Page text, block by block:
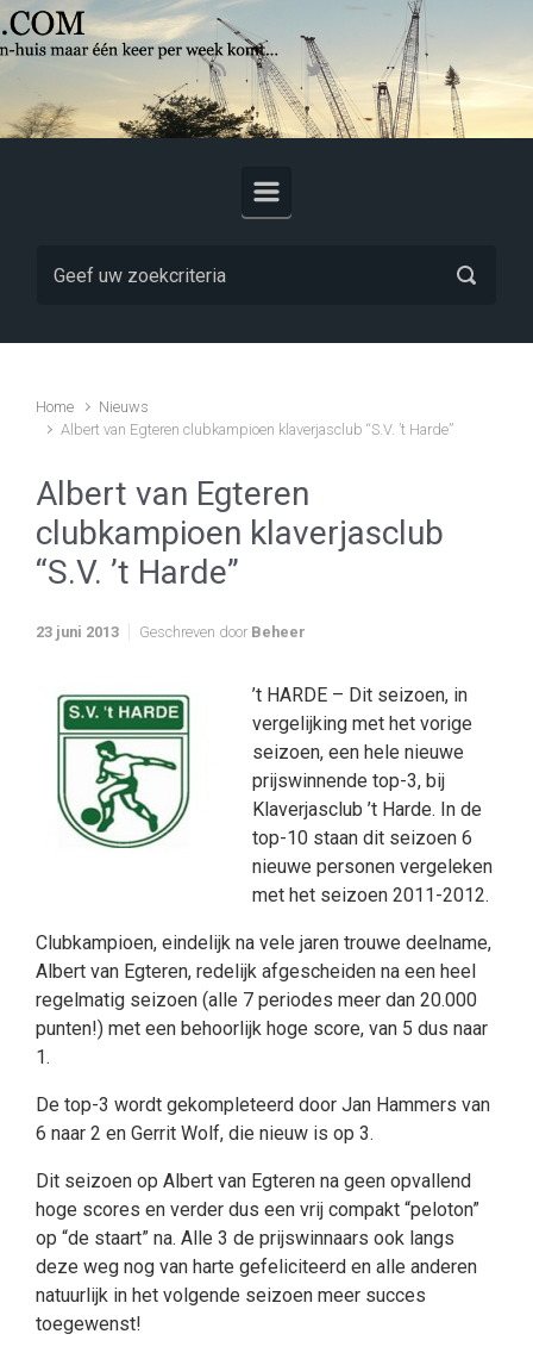
Skip to main content
Home
Nieuws
Albert van Egteren clubkampioen klaverjasclub “S.V. ’t Harde”
Albert van Egteren
clubkampioen klaverjasclub
“S.V. ’t Harde”
23 juni 2013 Geschreven door Beheer
’t HARDE – Dit seizoen, in
vergelijking met het vorige
seizoen, een hele nieuwe
prijswinnende top-3, bij
Klaverjasclub ’t Harde. In de
top-10 staan dit seizoen 6
nieuwe personen vergeleken
met het seizoen 2011-2012.
Clubkampioen, eindelijk na vele jaren trouwe deelname,
Albert van Egteren, redelijk afgescheiden na een heel
regelmatig seizoen (alle 7 periodes meer dan 20.000
punten!) met een behoorlijk hoge score, van 5 dus naar
1.
De top-3 wordt gekompleteerd door Jan Hammers van
6 naar 2 en Gerrit Wolf, die nieuw is op 3.
Dit seizoen op Albert van Egteren na geen opvallend
hoge scores en verder dus een vrij compakt “peloton”
op “de staart” na. Alle 3 de prijswinnaars ook langs
deze weg nog van harte gefeliciteerd en alle anderen
natuurlijk in het volgende seizoen meer succes
toegewenst!